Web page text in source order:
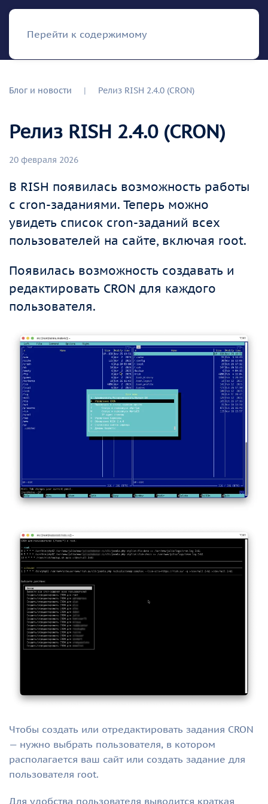
Перейти к содержимому
RISH
Блог и новости Релиз RISH 2.4.0 (CRON)
Релиз RISH 2.4.0 (CRON)
20 февраля 2026
В RISH появилась возможность работы
с cron-заданиями. Теперь можно
увидеть список cron-заданий всех
пользователей на сайте, включая root.
Появилась возможность создавать и
редактировать CRON для каждого
пользователя.
Чтобы создать или отредактировать задания CRON
— нужно выбрать пользователя, в котором
располагается ваш сайт или создать задание для
пользователя root.
Для удобства пользователя выводится краткая